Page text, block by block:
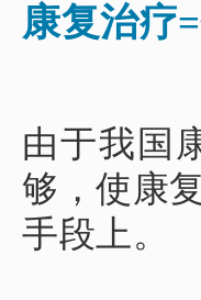
康复治
由于我国
够，使康
手段上。